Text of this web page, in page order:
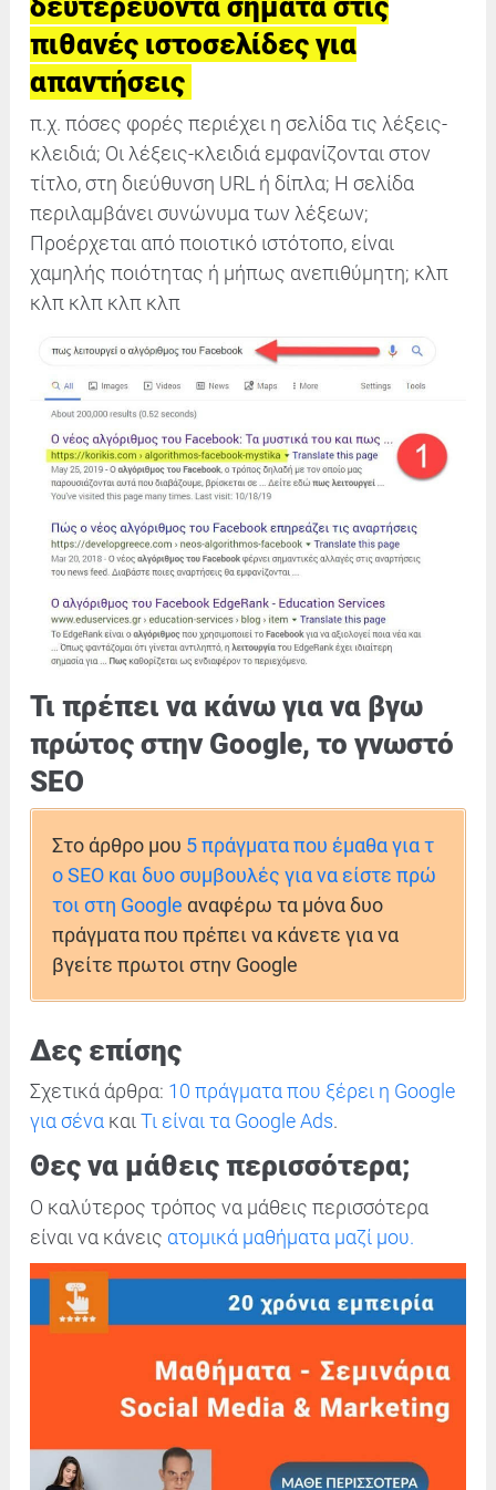
δευτερεύοντα σήματα στις
πιθανές ιστοσελίδες για
απαντήσεις
π.χ. πόσες φορές περιέχει η σελίδα τις λέξεις-
κλειδιά; Οι λέξεις-κλειδιά εμφανίζονται στον
τίτλο, στη διεύθυνση URL ή δίπλα; Η σελίδα
περιλαμβάνει συνώνυμα των λέξεων;
Προέρχεται από ποιοτικό ιστότοπο, είναι
χαμηλής ποιότητας ή μήπως ανεπιθύμητη; κλπ
κλπ κλπ κλπ κλπ
Τι πρέπει να κάνω για να βγω
πρώτος στην Google, το γνωστό
SEO
Στο άρθρο μου 5 πράγματα που έμαθα για τ
ο SEO και δυο συμβουλές για να είστε πρώ
τοι στη Google αναφέρω τα μόνα δυο
πράγματα που πρέπει να κάνετε για να
βγείτε πρωτοι στην Google
Δες επίσης
Σχετικά άρθρα: 10 πράγματα που ξέρει η Google
για σένα και Τι είναι τα Google Ads.
Θες να μάθεις περισσότερα;
Ο καλύτερος τρόπος να μάθεις περισσότερα
είναι να κάνεις ατομικά μαθήματα μαζί μου.